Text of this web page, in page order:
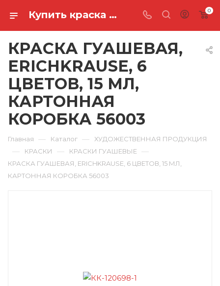
Купить краска гуашевая, erichkrause, 6 цветов, 15 мл, картонная коробка 56003 в Ростове-на-Дону 0
КРАСКА ГУАШЕВАЯ,
ERICHKRAUSE, 6
ЦВЕТОВ, 15 МЛ,
КАРТОННАЯ
КОРОБКА 56003
Главная — Каталог — ХУДОЖЕСТВЕННАЯ ПРОДУКЦИЯ
— КРАСКИ — КРАСКИ ГУАШЕВЫЕ —
КРАСКА ГУАШЕВАЯ, ERICHKRAUSE, 6 ЦВЕТОВ, 15 МЛ,
КАРТОННАЯ КОРОБКА 56003